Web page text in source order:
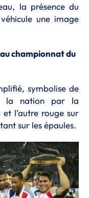
la présence du
une image
championnat du
symbolise de
la nation par la
et l’autre rouge sur
sur les épaules.